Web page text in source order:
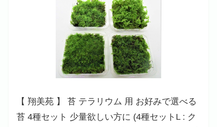
【 翔美苑 】 苔 テラリウム 用 お好みで選べる
苔 4種セット 少量欲しい方に (4種セットL : ク